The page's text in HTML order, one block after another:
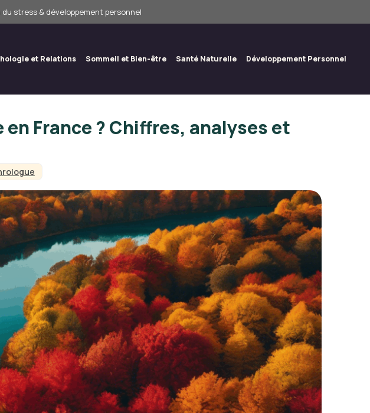
stress & développement personnel
et Relations Sommeil et Bien-être Santé Naturelle Développement Personnel
France ? Chiffres, analyses et